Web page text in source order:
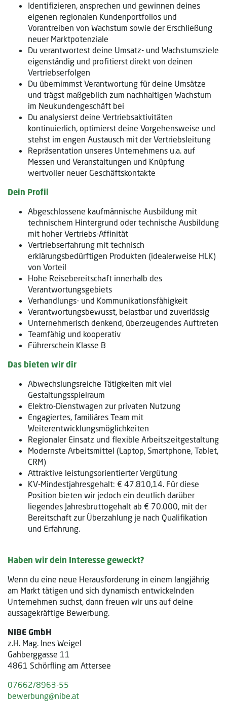
Identifizieren, ansprechen und gewinnen deines
eigenen regionalen Kundenportfolios und
Vorantreiben von Wachstum sowie der Erschließung
neuer Marktpotenziale
Du verantwortest deine Umsatz- und Wachstumsziele
eigenständig und profitierst direkt von deinen
Vertriebserfolgen
Du übernimmst Verantwortung für deine Umsätze
und trägst maßgeblich zum nachhaltigen Wachstum
im Neukundengeschäft bei
Du analysierst deine Vertriebsaktivitäten
kontinuierlich, optimierst deine Vorgehensweise und
stehst im engen Austausch mit der Vertriebsleitung
Repräsentation unseres Unternehmens u.a. auf
Messen und Veranstaltungen und Knüpfung
wertvoller neuer Geschäftskontakte
Dein Profil
Abgeschlossene kaufmännische Ausbildung mit
technischem Hintergrund oder technische Ausbildung
mit hoher Vertriebs-Affinität
Vertriebserfahrung mit technisch
erklärungsbedürftigen Produkten (idealerweise HLK)
von Vorteil
Hohe Reisebereitschaft innerhalb des
Verantwortungsgebiets
Verhandlungs- und Kommunikationsfähigkeit
Verantwortungsbewusst, belastbar und zuverlässig
Unternehmerisch denkend, überzeugendes Auftreten
Teamfähig und kooperativ
Führerschein Klasse B
Das bieten wir dir
Abwechslungsreiche Tätigkeiten mit viel
Gestaltungsspielraum
Elektro-Dienstwagen zur privaten Nutzung
Engagiertes, familiäres Team mit
Weiterentwicklungsmöglichkeiten
Regionaler Einsatz und flexible Arbeitszeitgestaltung
Modernste Arbeitsmittel (Laptop, Smartphone, Tablet,
CRM)
Attraktive leistungsorientierter Vergütung
KV-Mindestjahresgehalt: € 47.810,14. Für diese
Position bieten wir jedoch ein deutlich darüber
liegendes Jahresbruttogehalt ab € 70.000, mit der
Bereitschaft zur Überzahlung je nach Qualifikation
und Erfahrung.
Haben wir dein Interesse geweckt?
Wenn du eine neue Herausforderung in einem langjährig
am Markt tätigen und sich dynamisch entwickelnden
Unternehmen suchst, dann freuen wir uns auf deine
aussagekräftige Bewerbung.
NIBE GmbH
z.H. Mag. Ines Weigel
Gahberggasse 11
4861 Schörfling am Attersee
07662/8963-55
bewerbung@nibe.at